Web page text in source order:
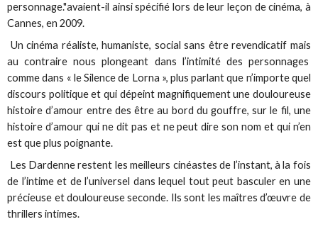
personnage."avaient-il ainsi spécifié lors de leur leçon de cinéma, à
Cannes, en 2009.
Un cinéma réaliste, humaniste, social sans être revendicatif mais
au contraire nous plongeant dans l’intimité des personnages
comme dans « le Silence de Lorna », plus parlant que n’importe quel
discours politique et qui dépeint magnifiquement une douloureuse
histoire d’amour entre des être au bord du gouffre, sur le fil, une
histoire d’amour qui ne dit pas et ne peut dire son nom et qui n’en
est que plus poignante.
Les Dardenne restent les meilleurs cinéastes de l’instant, à la fois
de l’intime et de l’universel dans lequel tout peut basculer en une
précieuse et douloureuse seconde. Ils sont les maîtres d’œuvre de
thrillers intimes.